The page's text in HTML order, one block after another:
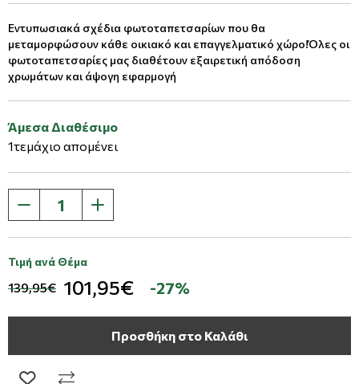
Εντυπωσιακά σχέδια φωτοταπετσαρίων που θα
μεταμορφώσουν κάθε οικιακό και επαγγελματικό χώρο!Όλες οι
φωτοταπετσαρίες μας διαθέτουν εξαιρετική απόδοση
χρωμάτων και άψογη εφαρμογή
Άμεσα Διαθέσιμο
1τεμάχιο απομένει
Τιμή ανά Θέμα
139,95€ 101,95€ -27%
Προσθήκη στο Καλάθι